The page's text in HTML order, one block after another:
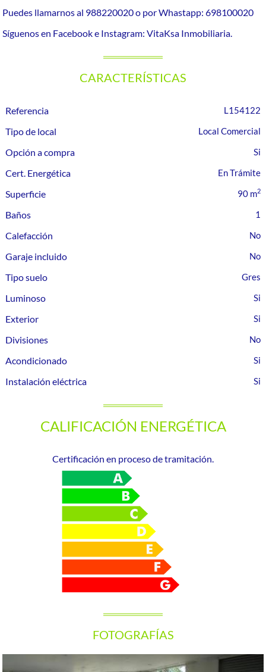
Puedes llamarnos al 988220020 o por Whastapp: 698100020
Síguenos en Facebook e Instagram: VitaKsa Inmobiliaria.
CARACTERÍSTICAS
Referencia L154122
Tipo de local Local Comercial
Opción a compra
Cert. Energética
En Trámite
Superficie 90 m2
Baños 1
Calefacción
Garaje incluido
Tipo suelo
Gres
Luminoso
Exterior
Divisiones
Acondicionado
Instalación eléctrica
CALIFICACIÓN ENERGÉTICA
Certificación en proceso de tramitación.
FOTOGRAFÍAS